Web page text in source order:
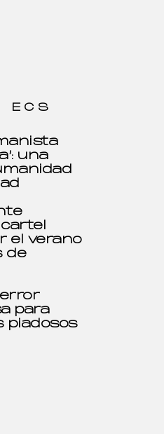
ECS
una
el verano
de
para
piadosos